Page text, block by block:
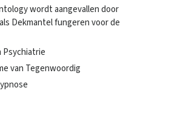
wordt aangevallen door
Dekmantel fungeren voor de
Psychiatrie
van Tegenwoordig